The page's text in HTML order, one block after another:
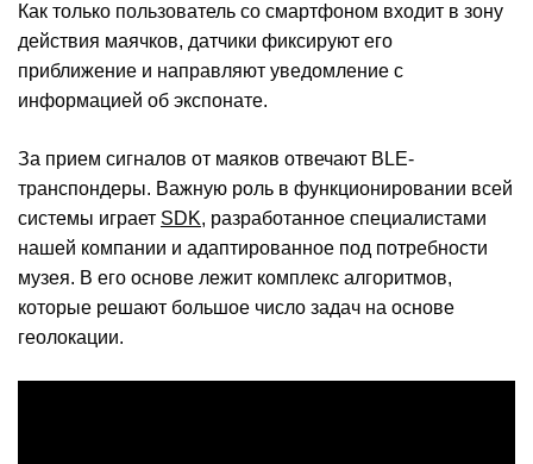
Как только пользователь со смартфоном входит в зону
действия маячков, датчики фиксируют его
приближение и направляют уведомление с
информацией об экспонате.
За прием сигналов от маяков отвечают BLE-
транспондеры. Важную роль в функционировании всей
системы играет SDK, разработанное специалистами
нашей компании и адаптированное под потребности
музея. В его основе лежит комплекс алгоритмов,
которые решают большое число задач на основе
геолокации.